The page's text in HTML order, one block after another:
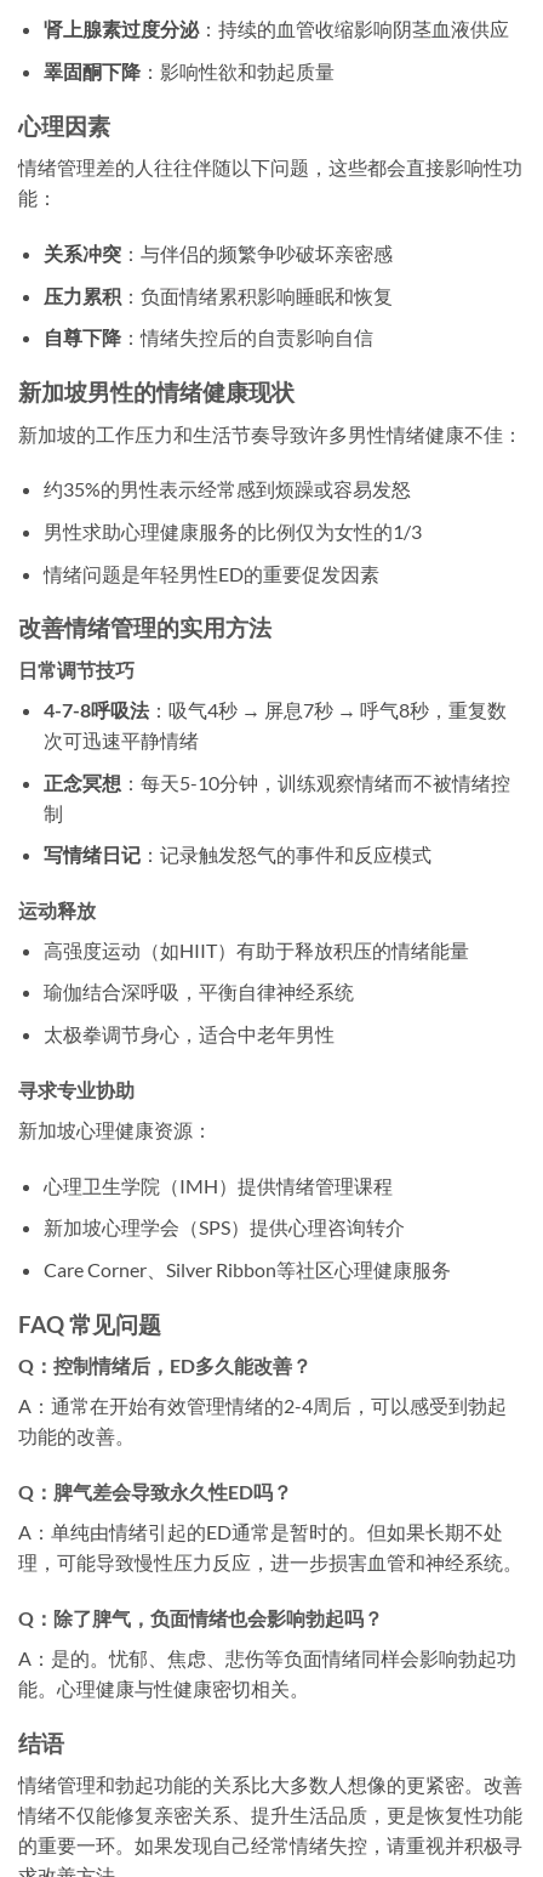
肾上腺素过度分泌：持续的血管收缩影响阴茎血液供应
睪固酮下降：影响性欲和勃起质量
心理因素
情绪管理差的人往往伴随以下问题，这些都会直接影响性功
能：
关系冲突：与伴侣的频繁争吵破坏亲密感
压力累积：负面情绪累积影响睡眠和恢复
自尊下降：情绪失控后的自责影响自信
新加坡男性的情绪健康现状
新加坡的工作压力和生活节奏导致许多男性情绪健康不佳：
约35%的男性表示经常感到烦躁或容易发怒
男性求助心理健康服务的比例仅为女性的1/3
情绪问题是年轻男性ED的重要促发因素
改善情绪管理的实用方法
日常调节技巧
4-7-8呼吸法：吸气4秒 → 屏息7秒 → 呼气8秒，重复数
次可迅速平静情绪
正念冥想 ：每天5-10分钟，训练观察情绪而不被情绪控
制
写情绪日记：记录触发怒气的事件和反应模式
运动释放
高强度运动（如HIIT）有助于释放积压的情绪能量
瑜伽结合深呼吸，平衡自律神经系统
太极拳调节身心，适合中老年男性
寻求专业协助
新加坡心理健康资源：
心理卫生学院（IMH）提供情绪管理课程
新加坡心理学会（SPS）提供心理咨询转介
Care Corner、Silver Ribbon等社区心理健康服务
FAQ 常见问题
Q：控制情绪后，ED多久能改善？
A：通常在开始有效管理情绪的2-4周后，可以感受到勃起
功能的改善。
Q：脾气差会导致永久性ED吗？
A：单纯由情绪引起的ED通常是暂时的。但如果长期不处
理，可能导致慢性压力反应，进一步损害血管和神经系统。
Q：除了脾气，负面情绪也会影响勃起吗？
A：是的。忧郁、焦虑、悲伤等负面情绪同样会影响勃起功
能。心理健康与性健康密切相关。
结语
情绪管理和勃起功能的关系比大多数人想像的更紧密。改善
情绪不仅能修复亲密关系、提升生活品质，更是恢复性功能
的重要一环。如果发现自己经常情绪失控，请重视并积极寻